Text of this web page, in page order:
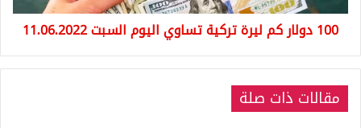
11.06.2022
100 دولار كم ليرة تركية تساوي اليوم السبت 11.06.2022
مقالات ذات صلة